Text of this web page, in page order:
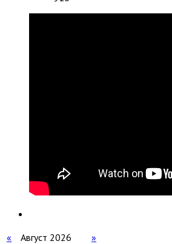
« Август 2026
»